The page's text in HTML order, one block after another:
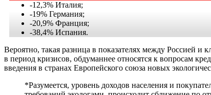
-12,3% Италия;
-19% Германия;
-20,9% Франция;
-38,4% Испания.
Вероятно, такая разница в показателях между Россией
в период кризисов, обдуманнее относятся к вопросам
введения в странах Европейского союза новых
*Разумеется, уровень доходов населения и